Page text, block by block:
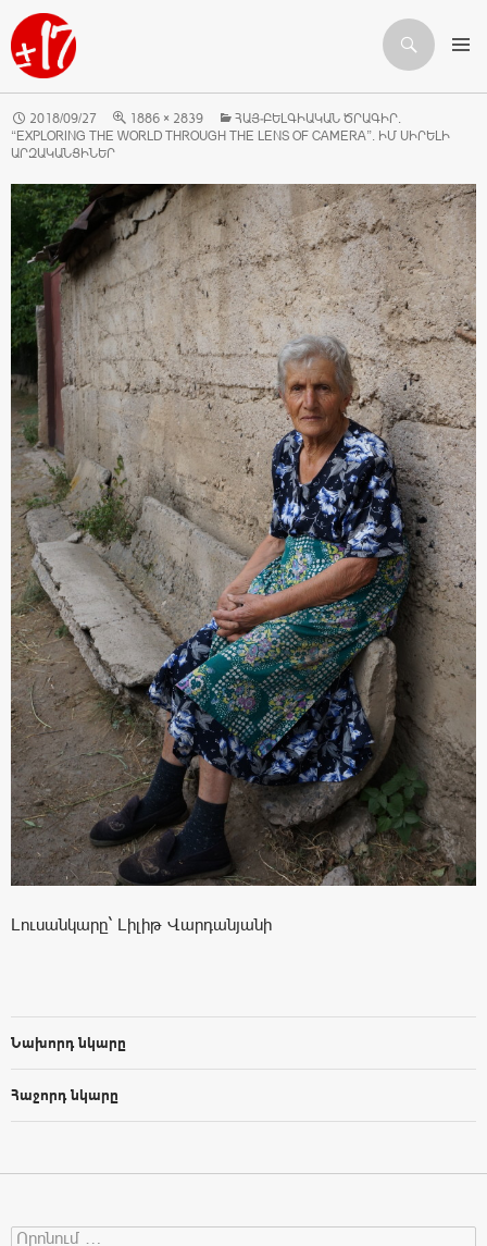
Որոնում
ԱՆՑՆԵԼ ԲՈՎԱՆԴԱԿՈՒԹՅԱՆԸ
2018/09/27 1886 × 2839
ՀԱՅ-ԲԵԼԳԻԱԿԱՆ ԾՐԱԳԻՐ.
“EXPLORING THE WORLD THROUGH THE LENS OF CAMERA”. ԻՄ ՍԻՐԵԼԻ
ԱՐԶԱԿԱՆՑԻՆԵՐ
Լուսանկարը` Լիլիթ Վարդանյանի
Նախորդ նկարը
Հաջորդ նկարը
Search for: